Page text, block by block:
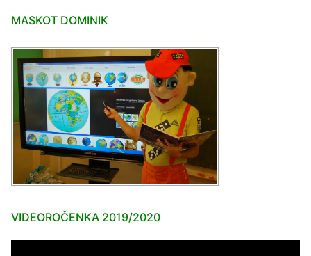
MASKOT DOMINIK
VIDEOROČENKA 2019/2020